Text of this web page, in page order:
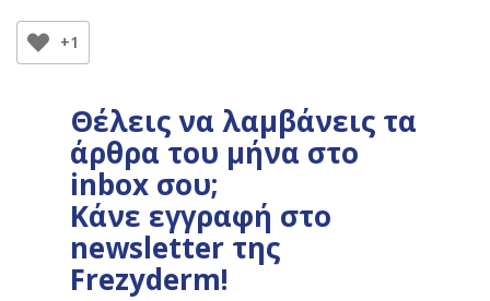
+1
Θέλεις να λαμβάνεις τα
άρθρα του μήνα στο
inbox σου;
Κάνε εγγραφή στο
newsletter της
Frezyderm!